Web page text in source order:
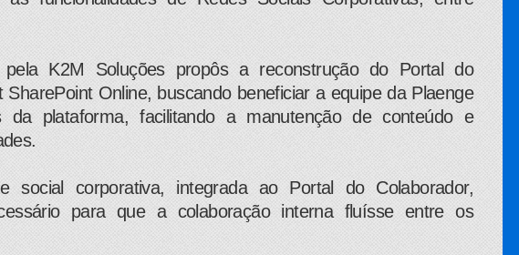
pela K2M Soluções propôs a reconstrução do Portal do
Online, buscando beneficiar a equipe da Plaenge
plataforma, facilitando a manutenção de conteúdo e
social corporativa, integrada ao Portal do Colaborador,
para que a colaboração interna fluísse entre os